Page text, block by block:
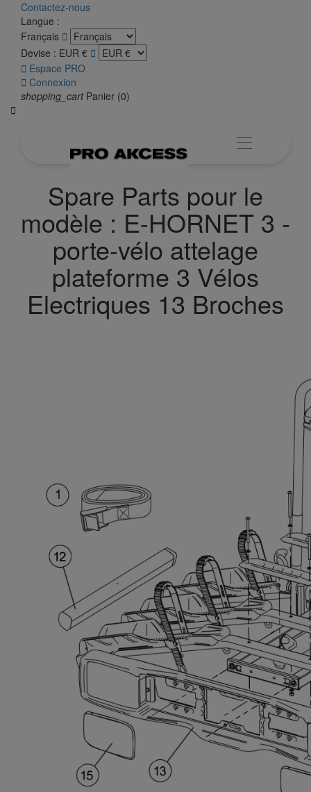
Contactez-nous
Langue :
Français 
Devise : EUR € 
 Espace PRO
 Connexion
shopping_cart Panier (0)

Spare Parts pour le
modèle : E-HORNET 3 -
porte-vélo attelage
plateforme 3 Vélos
Electriques 13 Broches